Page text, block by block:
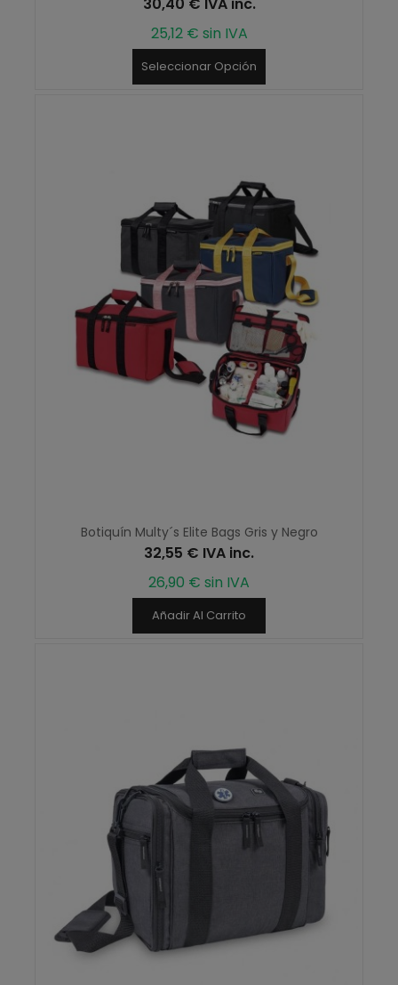
25,12 € sin IVA
Seleccionar Opción
Botiquín Multy´s Elite Bags Gris y Negro
32,55 € IVA inc.
26,90 € sin IVA
Añadir Al Carrito